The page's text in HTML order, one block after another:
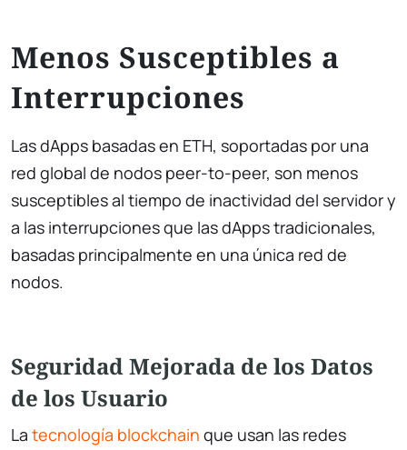
Menos Susceptibles a
Interrupciones
Las dApps basadas en ETH, soportadas por una
red global de nodos peer-to-peer, son menos
susceptibles al tiempo de inactividad del servidor y
a las interrupciones que las dApps tradicionales,
basadas principalmente en una única red de
nodos.
Seguridad Mejorada de los Datos
de los Usuario
La tecnología blockchain que usan las redes